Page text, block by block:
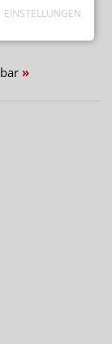
EINSTELLUNGEN